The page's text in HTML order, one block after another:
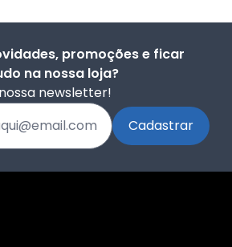
promoções e ficar
na nossa loja?
newsletter!